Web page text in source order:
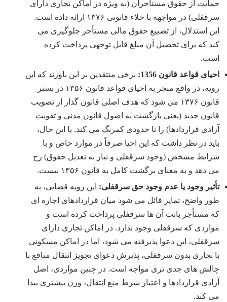
حمایت از حقوق مستأجران (به ویژه در اماکن تجاری دارای
سرقفلی) در مواجهه با خلاء قانونی ۱۳۷۶ ارائه داده است.
این استدلال، از تضییع حقوق مالی مستأجر جلوگیری می
کند که برای تحصیل آن مبلغ قابل توجهی پرداخت کرده
است.
احیای قواعد قانون 1356:
برخی منتقدین بر این باورند که این
رویه، در واقع منجر به احیای قواعد قانون ۱۳۵۶ در بستر
قانون ۱۳۷۶ می شود که هدف اصلی قانون گذار از تصویب
قانون جدید (یعنی بازگشت به اصول قانون مدنی و تقویت
آزادی قراردادها) را تا حدودی کمرنگ می کند. با این حال،
باید در نظر داشت که این احیا صرفاً در موارد خاص و با
شرایط مشخص (وجود سرقفلی و نیاز به تعدیل حقوق) رخ
می دهد و به معنای برگشت کامل به قانون ۱۳۵۶ نیست.
تأثیر وجود یا عدم وجود حق سرقفلی: این رویه قضایی، به
طور واضح، تمایز قائل می شود میان قراردادهای اجاره ای
که مستأجر بابت آن ها سرقفلی پرداخت کرده است و
مواردی که سرقفلی وجود ندارد. در اماکن تجاری دارای
سرقفلی، این دعوا پذیرفته می شود، اما در اماکن مسکونی
یا تجاری بدون سرقفلی، پذیرش دعوای تجویز انتقال منافع با
چالش های جدی تری مواجه است. در چنین مواردی، اصل
آزادی قراردادها و اعتبار شرط منع انتقال، وزن بیشتری پیدا
می کند.